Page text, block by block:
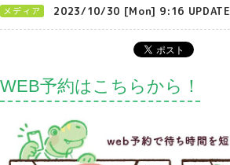
メディア 2023/10/30 [Mon] 9:16 UPDATE
WEB予約はこちらから！